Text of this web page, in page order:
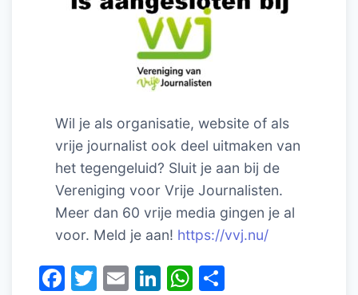
Wil je als organisatie, website of als
vrije journalist ook deel uitmaken van
het tegengeluid? Sluit je aan bij de
Vereniging voor Vrije Journalisten.
Meer dan 60 vrije media gingen je al
voor. Meld je aan! https://vvj.nu/
F
T
E
Li W